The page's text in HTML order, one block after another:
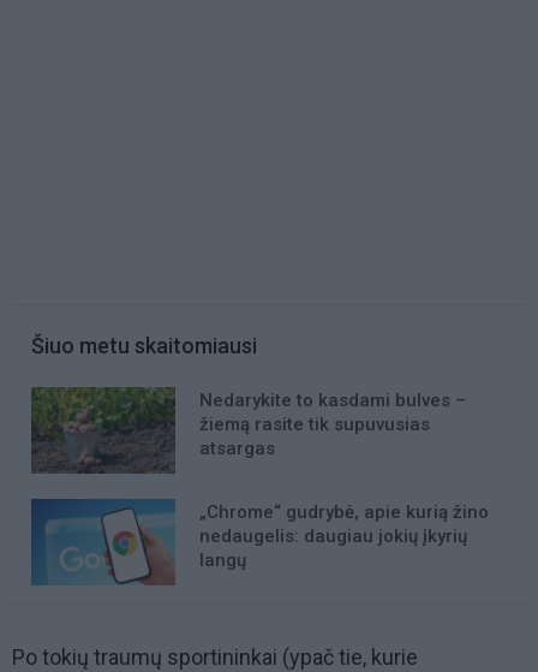
Šiuo metu skaitomiausi
Nedarykite to kasdami bulves –
žiemą rasite tik supuvusias
atsargas
„Chrome“ gudrybė, apie kurią žino
nedaugelis: daugiau jokių įkyrių
langų
Po tokių traumų sportininkai (ypač tie, kurie